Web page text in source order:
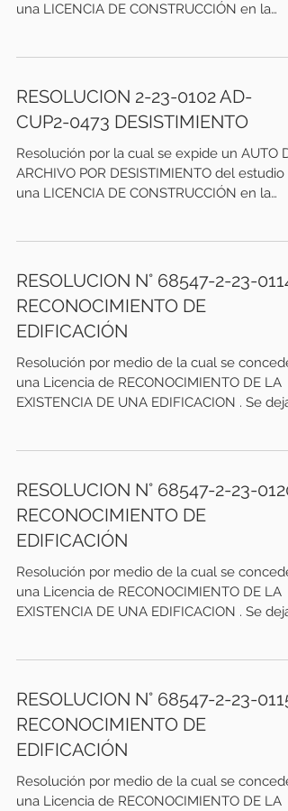
una LICENCIA DE CONSTRUCCIÓN en la
RESOLUCION 2-23-0102 AD-
CUP2-0473 DESISTIMIENTO
Resolución por la cual se expide un AUTO
ARCHIVO POR DESISTIMIENTO del estudio
una LICENCIA DE CONSTRUCCIÓN en la
RESOLUCION N° 68547-2-23-0114
RECONOCIMIENTO DE
EDIFICACIÓN
Resolución por medio de la cual se concede
una Licencia de RECONOCIMIENTO DE LA
EXISTENCIA DE UNA EDIFICACION . Se deja
RESOLUCION N° 68547-2-23-0120
RECONOCIMIENTO DE
EDIFICACIÓN
Resolución por medio de la cual se concede
una Licencia de RECONOCIMIENTO DE LA
EXISTENCIA DE UNA EDIFICACION . Se deja
RESOLUCION N° 68547-2-23-0115
RECONOCIMIENTO DE
EDIFICACIÓN
Resolución por medio de la cual se concede
una Licencia de RECONOCIMIENTO DE LA